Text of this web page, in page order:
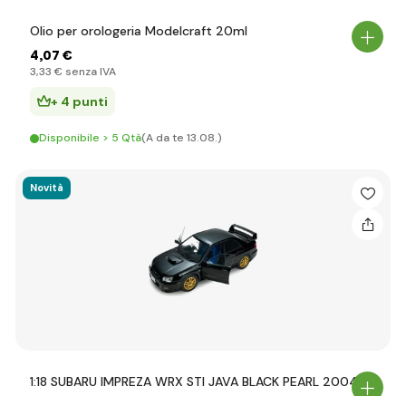
Olio per orologeria Modelcraft 20ml
4,07 €
3,33 € senza IVA
+ 4 punti
Disponibile > 5 Qtà(A da te 13.08.)
Novità
1:18 SUBARU IMPREZA WRX STI JAVA BLACK PEARL 2004